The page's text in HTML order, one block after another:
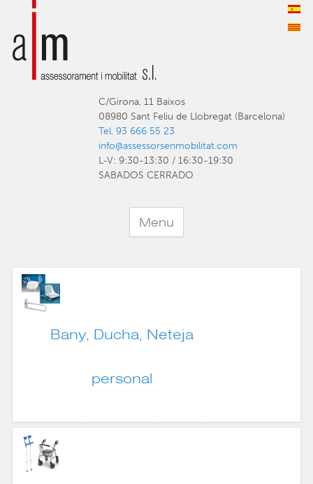
C/Girona, 11 Baixos
08980 Sant Feliu de Llobregat (Barcelona)
Tel. 93 666 55 23
info@assessorsenmobilitat.com
L-V: 9:30-13:30 / 16:30-19:30
SABADOS CERRADO
Menu
Bany, Ducha, Neteja
personal